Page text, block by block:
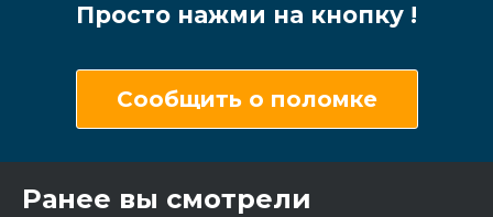
Просто нажми на кнопку !
Сообщить о поломке
Ранее вы смотрели